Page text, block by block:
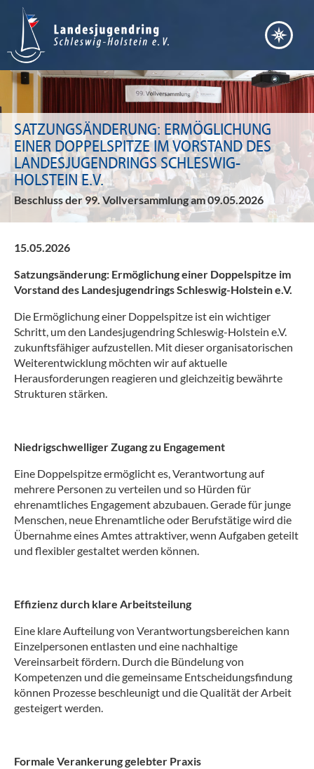
SATZUNGSÄNDERUNG: ERMÖGLICHUNG
EINER DOPPELSPITZE IM VORSTAND DES
LANDESJUGENDRINGS SCHLESWIG-
HOLSTEIN E.V.
Beschluss der 99. Vollversammlung am 09.05.2026
15.05.2026
Satzungsänderung: Ermöglichung einer Doppelspitze im
Vorstand des Landesjugendrings Schleswig-Holstein e.V.
Die Ermöglichung einer Doppelspitze ist ein wichtiger
Schritt, um den Landesjugendring Schleswig-Holstein e.V.
zukunftsfähiger aufzustellen. Mit dieser organisatorischen
Weiterentwicklung möchten wir auf aktuelle
Herausforderungen reagieren und gleichzeitig bewährte
Strukturen stärken.
Niedrigschwelliger Zugang zu Engagement
Eine Doppelspitze ermöglicht es, Verantwortung auf
mehrere Personen zu verteilen und so Hürden für
ehrenamtliches Engagement abzubauen. Gerade für junge
Menschen, neue Ehrenamtliche oder Berufstätige wird die
Übernahme eines Amtes attraktiver, wenn Aufgaben geteilt
und flexibler gestaltet werden können.
Effizienz durch klare Arbeitsteilung
Eine klare Aufteilung von Verantwortungsbereichen kann
Einzelpersonen entlasten und eine nachhaltige
Vereinsarbeit fördern. Durch die Bündelung von
Kompetenzen und die gemeinsame Entscheidungsfindung
können Prozesse beschleunigt und die Qualität der Arbeit
gesteigert werden.
Formale Verankerung gelebter Praxis